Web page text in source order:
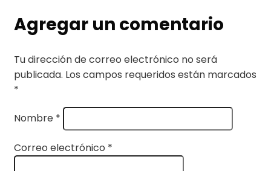
Agregar un comentario
Tu dirección de correo electrónico no será
publicada. Los campos requeridos están marcados
*
Nombre *
Correo electrónico *